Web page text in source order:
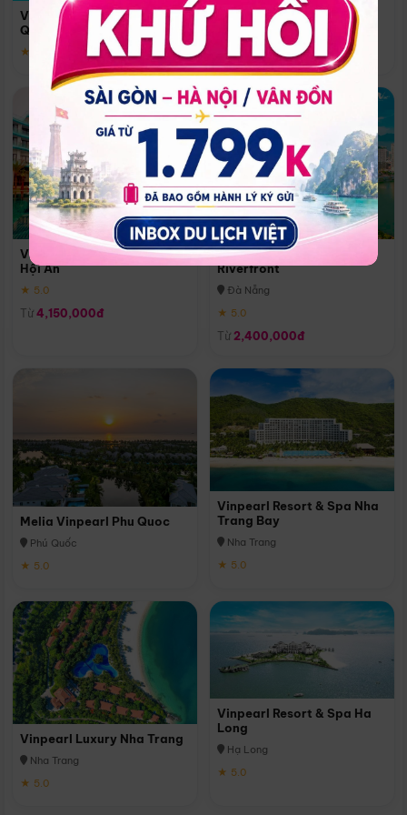
Vinpearl Resort & Spa Phu
Quoc
★ 5.0
Quoc
Phú Quốc
★ 5.0
Vinpearl Resort & Golf Nam
Hội An
★ 5.0
Từ 4,150,000đ
Melia Vinpearl Danang
Riverfront
Đà Nẵng
★ 5.0
Từ 2,400,000đ
Melia Vinpearl Phu Quoc
Phú Quốc
★ 5.0
Vinpearl Resort & Spa Nha
Trang Bay
Nha Trang
★ 5.0
Vinpearl Luxury Nha Trang
Nha Trang
★ 5.0
Vinpearl Resort & Spa Ha
Long
Hạ Long
★ 5.0